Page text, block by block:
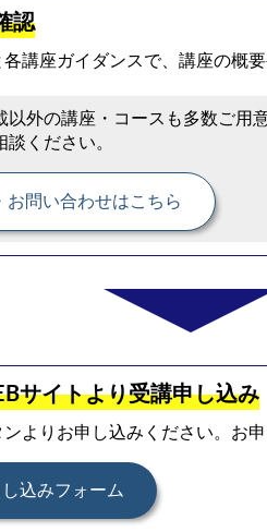
認
講座ガイダンスで、講座の概
以外の講座・コースも多数ご用
談ください。
お問い合わせはこちら
サイトより受講申し込み
ンよりお申し込みください。お
込みフォーム